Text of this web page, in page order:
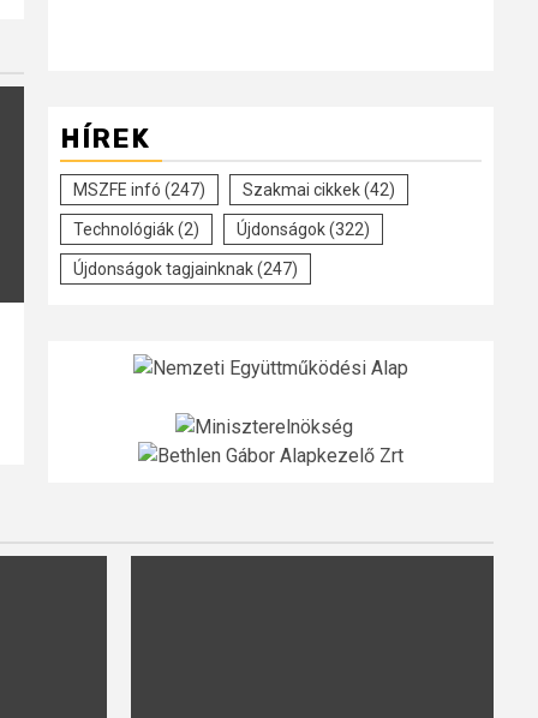
HÍREK
MSZFE infó (247) Szakmai cikkek(42)
Technológiák(2) Újdonságok(322)
Újdonságok tagjainknak(247)